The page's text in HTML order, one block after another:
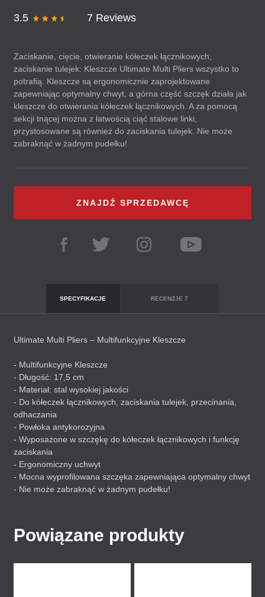
3.5 7 Reviews
Zaciskanie, cięcie, otwieranie kółeczek łącznikowych,
zaciskanie tulejek: Kleszcze Ultimate Multi Pliers wszystko to
potrafią. Kleszcze są ergonomicznie zaprojektowane
zapewniając optymalny chwyt, a górna część szczęk działa jak
kleszcze do otwierania kółeczek łącznikowych. A za pomocą
sekcji tnącej można z łatwością ciąć stalowe linki,
przystosowane są również do zaciskania tulejek. Nie może
zabraknąć w żadnym pudełku!
ZNAJDŹ SPRZEDAWCĘ
SPECYFIKACJE RECENZJE7
Ultimate Multi Pliers – Multifunkcyjne Kleszcze
- Multifunkcyjne Kleszcze
- Długość: 17,5 cm
- Materiał: stal wysokiej jakości
- Do kółeczek łącznikowych, zaciskania tulejek, przecinania,
odhaczania
- Powłoka antykorozyjna
- Wyposażone w szczękę do kółeczek łącznikowych i funkcję
zaciskania
- Ergonomiczny uchwyt
- Mocna wyprofilowana szczęka zapewniająca optymalny chwyt
- Nie może zabraknąć w żadnym pudełku!
Powiązane produkty